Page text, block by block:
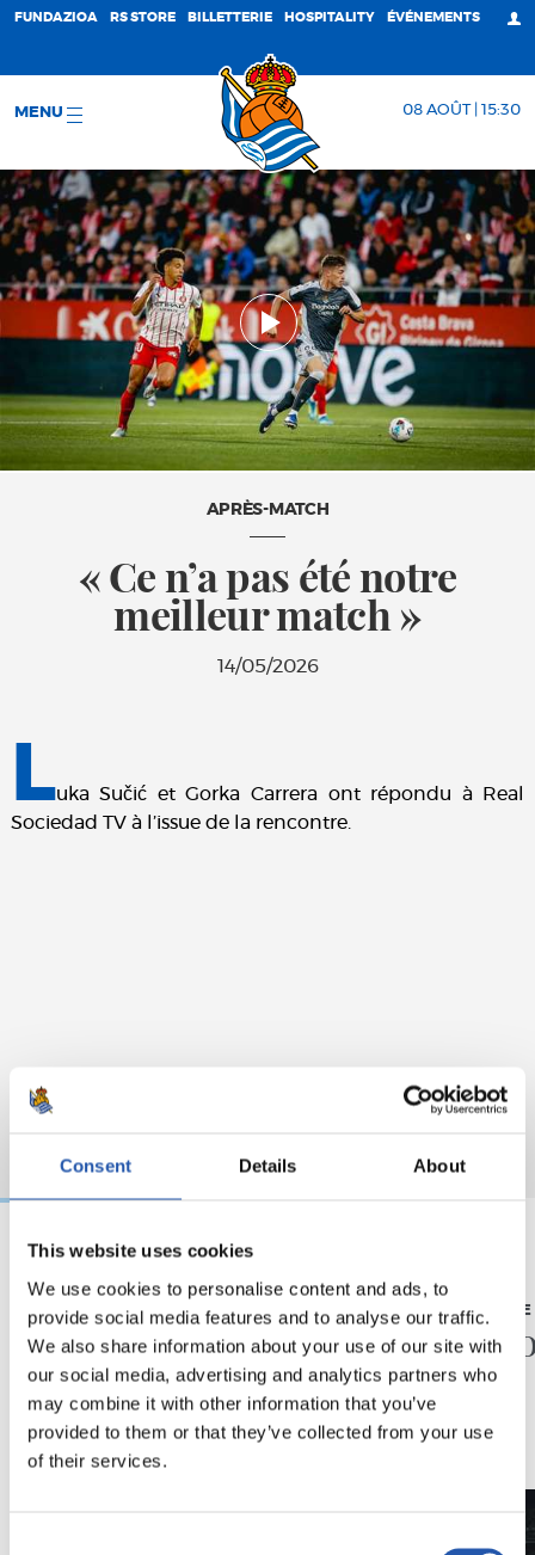
Consent Details About
This website uses cookies
We use cookies to personalise content and ads, to
provide social media features and to analyse our traffic.
We also share information about your use of our site with
our social media, advertising and analytics partners who
may combine it with other information that you’ve
provided to them or that they’ve collected from your use
of their services.
FUNDAZIOA RS STORE BILLETTERIE HOSPITALITY ÉVÉNEMENTS
MENU 08 AOÛT | 15:30
APRÈS-MATCH
« Ce n’a pas été notre
meilleur match »
14/05/2026
Luka Sučić et Gorka Carrera ont répondu à Real
Sociedad TV à l’issue de la rencontre.
23/05/2026
CONFÉRENCE DE PRESSE
« Une année très
spéciale »
CONFÉRENCE
«